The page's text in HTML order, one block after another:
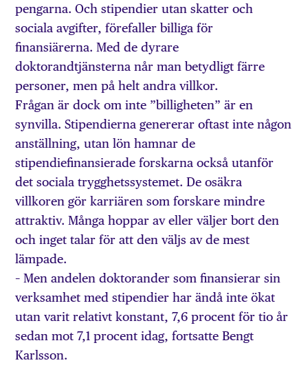
pengarna. Och stipendier utan skatter och
sociala avgifter, förefaller billiga för
finansiärerna. Med de dyrare
doktorandtjänsterna når man betydligt färre
personer, men på helt andra villkor.
Frågan är dock om inte ”billigheten” är en
synvilla. Stipendierna genererar oftast inte någon
anställning, utan lön hamnar de
stipendiefinansierade forskarna också utanför
det sociala trygghetssystemet. De osäkra
villkoren gör karriären som forskare mindre
attraktiv. Många hoppar av eller väljer bort den
och inget talar för att den väljs av de mest
lämpade.
– Men andelen doktorander som finansierar sin
verksamhet med stipendier har ändå inte ökat
utan varit relativt konstant, 7,6 procent för tio år
sedan mot 7,1 procent idag, fortsatte Bengt
Karlsson.